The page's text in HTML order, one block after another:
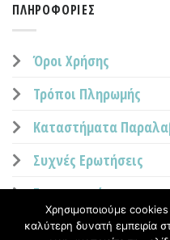
ΠΛΗΡΟΦΟΡΊΕΣ
Όροι Χρήσης
Τρόποι Πληρωμής
Καταστήματα
Συχνές Ερωτήσεις
Επικοινωνία
Χρησιμοποιούμε
καλύτερη δυνατή εμπειρία